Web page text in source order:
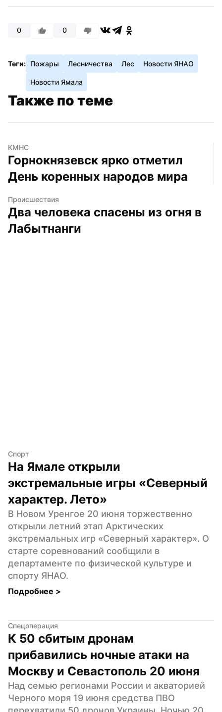
0 0
Теги: Пожары Лесничества Лес Новости ЯНАО
Новости Ямала
Также по теме
КМНС
Горнокнязевск ярко отметил
День коренных народов мира
Происшествия
Два человека спасены из огня в
Лабытнанги
Спорт
На Ямале открыли
экстремальные игры «Северный
характер. Лето»
В Новом Уренгое 20 июня торжественно
открыли летний этап Арктических
экстремальных игр «Северный характер». О
старте соревнований сообщили в
департаменте по физической культуре и
спорту ЯНАО.
Подробнее >
Спецоперация
К 50 сбитым дронам
прибавились ночные атаки на
Москву и Севастополь 20 июня
Над семью регионами России и акваторией
Черного моря 19 июня средства ПВО